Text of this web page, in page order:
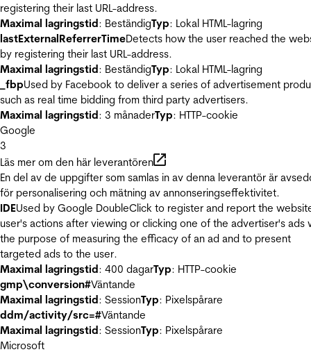
registering their last URL-address.
Maximal lagringstid: BeständigTyp: Lokal HTML-lagring
lastExternalReferrerTimeDetects how the user reached the
by registering their last URL-address.
Maximal lagringstid: BeständigTyp: Lokal HTML-lagring
_fbpUsed by Facebook to deliver a series of advertisement
such as real time bidding from third party advertisers.
Maximal lagringstid: 3 månaderTyp: HTTP-cookie
Google
3
Läs mer om den här leverantören
En del av de uppgifter som samlas in av denna leverantör är
för personalisering och mätning av annonseringseffektivitet.
IDEUsed by Google DoubleClick to register and report the
user's actions after viewing or clicking one of the advertiser's ads
the purpose of measuring the efficacy of an ad and to present
targeted ads to the user.
Maximal lagringstid: 400 dagarTyp: HTTP-cookie
gmp\conversion#Väntande
Maximal lagringstid: SessionTyp: Pixelspårare
ddm/activity/src=#Väntande
Maximal lagringstid: SessionTyp: Pixelspårare
Microsoft